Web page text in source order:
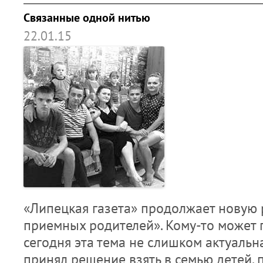
Связанные одной нитью
22.01.15
«Липецкая газета» продолжает новую
приемных родителей». Кому-то может
сегодня эта тема не слишком
принял решение взять в семью детей,